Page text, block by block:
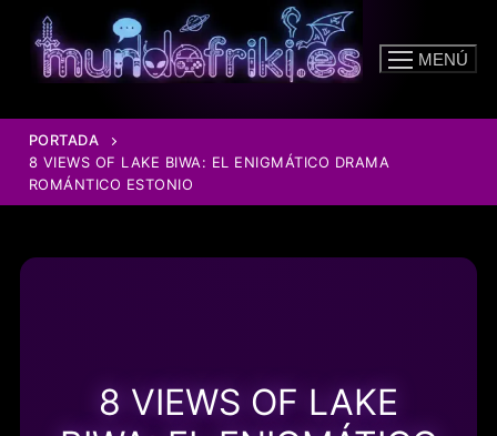
contenido
MENÚ
PORTADA
8 VIEWS OF LAKE BIWA: EL ENIGMÁTICO DRAMA
ROMÁNTICO ESTONIO
8 VIEWS OF LAKE